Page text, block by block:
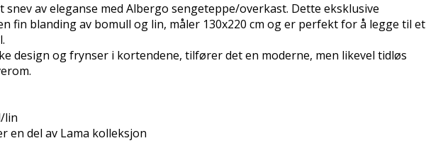
snev av eleganse med Albergo sengeteppe/overkast. Dette eksklusive
fin blanding av bomull og lin, måler 130x220 cm og er perfekt for å legge til et
design og frynser i kortendene, tilfører det en moderne, men likevel tidløs
lin
en del av Lama kolleksjon